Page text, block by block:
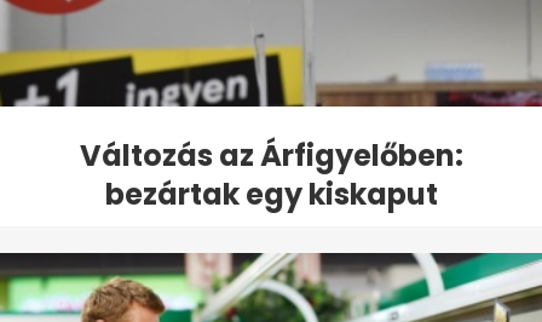
Változás az Árfigyelőben:
bezártak egy kiskaput